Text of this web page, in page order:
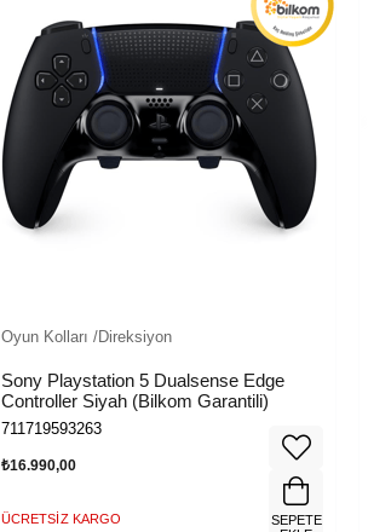
Oyun Kolları /Direksiyon
Sony Playstation 5 Dualsense Edge
Controller Siyah (Bilkom Garantili)
711719593263
₺16.990,00
ÜCRETSIZ KARGO
SEPETE